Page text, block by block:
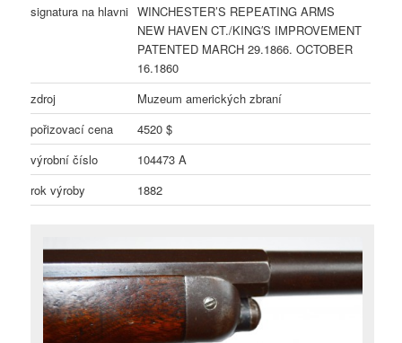
signatura na hlavni WINCHESTER’S REPEATING ARMS
NEW HAVEN CT./KING′S IMPROVEMENT
PATENTED MARCH 29.1866. OCTOBER
16.1860
zdroj
Muzeum amerických zbraní
pořizovací cena
4520 $
výrobní číslo
104473 A
rok výroby
1882